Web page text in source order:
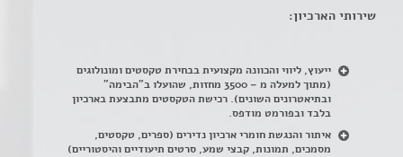
שירותי הארכיון:
ייעוץ, ליווי והכוונה מקצועית בבחירת טקסטים ומונולוגים
(מתוך למעלה מ – 3500 מחזות, שהועלו ב"הבימה"
ובתיאטרונים השונים). רכישת הטקסטים מתבצעת בארכיון
בלבד ובפורמט מודפס.
איתור והנגשת חומרי ארכיון נדירים (ספרים, טקסטים,
מסמכים, תמונות, קבצי שמע, סרטים תיעודיים והיסטוריים)